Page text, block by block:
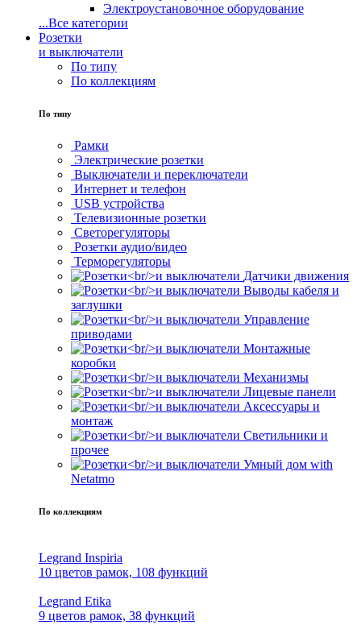
Электроустановочное оборудование
...Все категории
Розетки
и выключатели
По типу
По коллекциям
По типу
Рамки
Электрические розетки
Выключатели и переключатели
Интернет и телефон
USB устройства
Телевизионные розетки
Светорегуляторы
Розетки аудио/видео
Терморегуляторы
Датчики движения
Выводы кабеля и
заглушки
Управление
приводами
Монтажные
коробки
Механизмы
Лицевые панели
Аксессуары и
монтаж
Светильники и
прочее
Умный дом with
Netatmo
По коллекциям
Legrand Inspiria
10 цветов рамок, 108 функций
Legrand Etika
9 цветов рамок, 38 функций